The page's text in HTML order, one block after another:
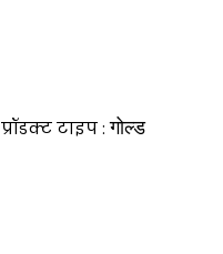
प्रॉडक्ट टाइप :गोल्ड